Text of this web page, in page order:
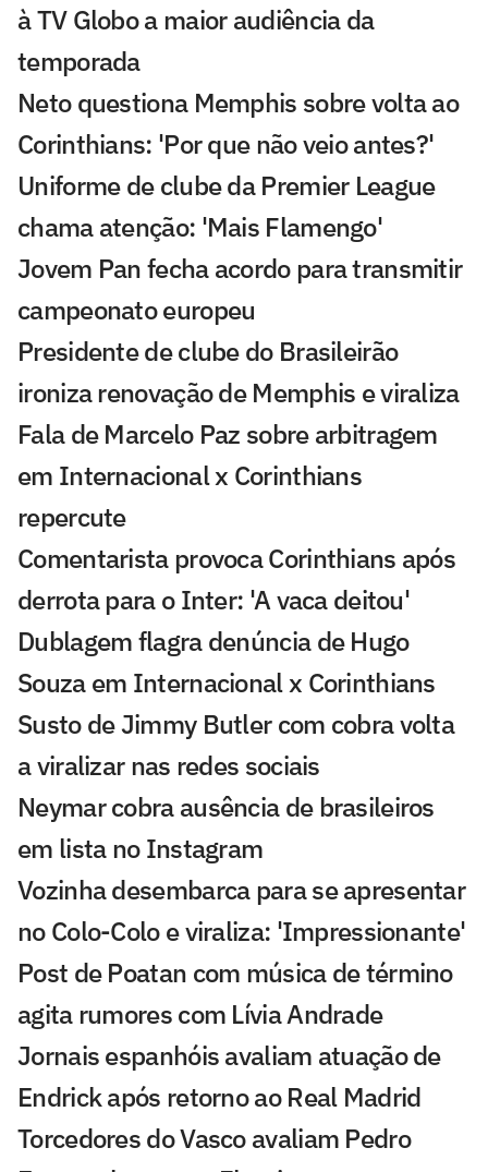
à TV Globo a maior audiência da
temporada
Neto questiona Memphis sobre volta ao
Corinthians: 'Por que não veio antes?'
Uniforme de clube da Premier League
chama atenção: 'Mais Flamengo'
Jovem Pan fecha acordo para transmitir
campeonato europeu
Presidente de clube do Brasileirão
ironiza renovação de Memphis e viraliza
Fala de Marcelo Paz sobre arbitragem
em Internacional x Corinthians
repercute
Comentarista provoca Corinthians após
derrota para o Inter: 'A vaca deitou'
Dublagem flagra denúncia de Hugo
Souza em Internacional x Corinthians
Susto de Jimmy Butler com cobra volta
a viralizar nas redes sociais
Neymar cobra ausência de brasileiros
em lista no Instagram
Vozinha desembarca para se apresentar
no Colo-Colo e viraliza: 'Impressionante'
Post de Poatan com música de término
agita rumores com Lívia Andrade
Jornais espanhóis avaliam atuação de
Endrick após retorno ao Real Madrid
Torcedores do Vasco avaliam Pedro